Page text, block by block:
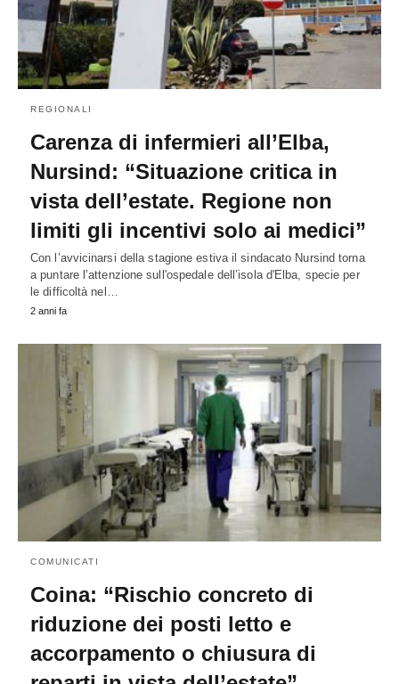
REGIONALI
Carenza di infermieri all’Elba,
Nursind: “Situazione critica in
vista dell’estate. Regione non
limiti gli incentivi solo ai medici”
Con l’avvicinarsi della stagione estiva il sindacato Nursind torna
a puntare l’attenzione sull'ospedale dell’isola d'Elba, specie per
le difficoltà nel…
2 anni fa
COMUNICATI
Coina: “Rischio concreto di
riduzione dei posti letto e
accorpamento o chiusura di